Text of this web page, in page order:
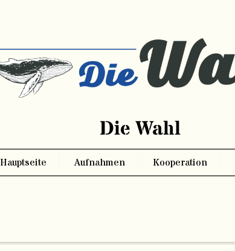
Die Wahl
Hauptseite Aufnahmen Kooperation